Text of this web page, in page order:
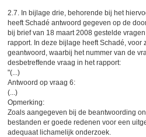
2.7. In bijlage drie, behorende bij het
heeft Schadé antwoord gegeven op de
bij brief van 18 maart 2008 gestelde
rapport. In deze bijlage heeft Schadé, voor
geantwoord, waarbij het nummer van de
desbetreffende vraag in het rapport:
"(...)
Antwoord op vraag 6:
(...)
Opmerking:
Zoals aangegeven bij de beantwoording
bestanden er goede redenen voor een
adequaat lichamelijk onderzoek.